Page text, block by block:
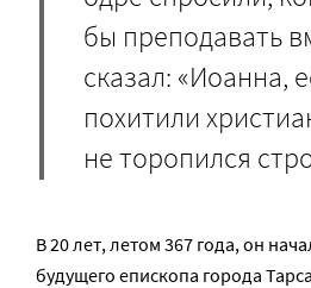
бы преподавать
сказал: «Иоанна,
похитили
не торопился
В 20 лет, летом 367 года, он
будущего епископа города